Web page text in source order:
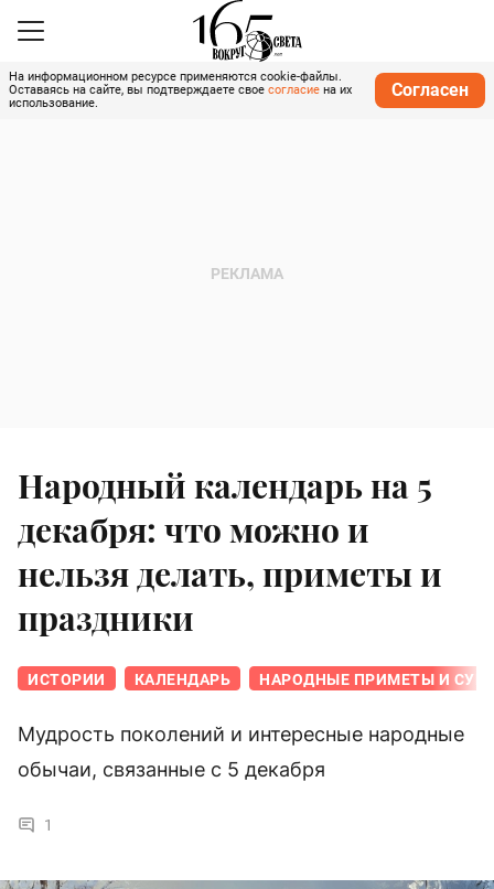
На информационном ресурсе применяются cookie-файлы.
Оставаясь на сайте, вы подтверждаете свое согласие на их
использование.
Согласен
Народный календарь на 5
декабря: что можно и
нельзя делать, приметы и
праздники
ИСТОРИИ КАЛЕНДАРЬ НАРОДНЫЕ ПРИМЕТЫ И
Мудрость поколений и интересные народные
обычаи, связанные с 5 декабря
1